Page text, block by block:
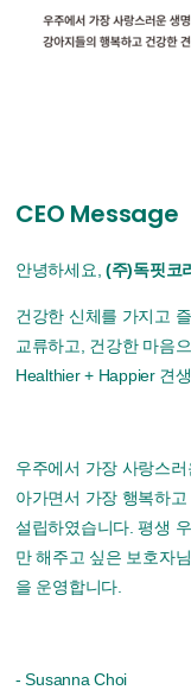
CEO Message
안녕하세요,(주)독핏코
건강한 신체를 가지고
교류하고, 건강한 마음
Healthier + Happier 견
우주에서 가장 사랑스
아가면서 가장 행복하
설립하였습니다.평생
만 해주고 싶은 보호자
을 운영합니다.
- Susanna Choi